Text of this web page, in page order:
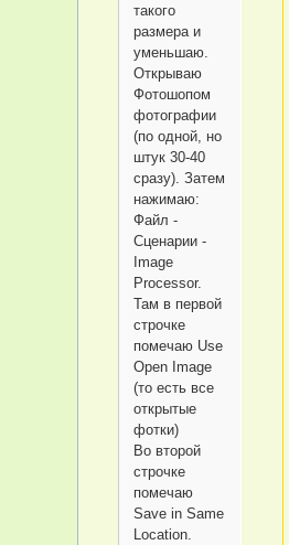
такого
размера и
уменьшаю.
Открываю
Фотошопом
фотографии
(по одной, но
штук 30-40
сразу). Затем
нажимаю:
Файл -
Сценарии -
Image
Processor.
Там в первой
строчке
помечаю Use
Open Image
(то есть все
открытые
фотки)
Во второй
строчке
помечаю
Save in Same
Location.